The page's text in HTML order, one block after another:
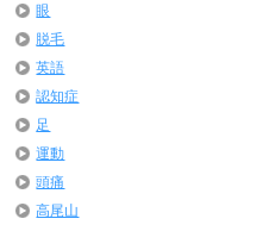
眼
脱毛
英語
認知症
足
運動
頭痛
高尾山